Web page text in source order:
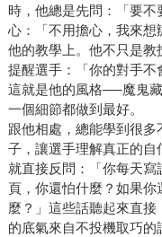
時，他總是先問：「要
心：「不用擔心，我來
他的教學上。他不只是教
提醒選手：「你的對手不
這就是他的風格──魔鬼
一個細節都做到最好。
跟他相處，總能學到很
子，讓選手理解真正的
就直接反問：「你每天
頁，你還怕什麼？如果
麼？」這些話聽起來直
的底氣來自不投機取巧的